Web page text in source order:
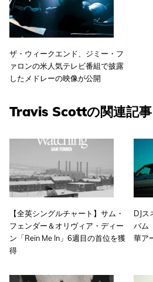
ザ・ウィークエンド、ジミー・フ
ァロンの米人気テレビ番組で披露
したメドレーの映像が公開
Travis Scottの関連記事
【全英シングルチャート】サム・
フェンダー＆オリヴィア・ディー
ン「Rein Me In」6週目の首位を獲
得
DJス
バム
華ア